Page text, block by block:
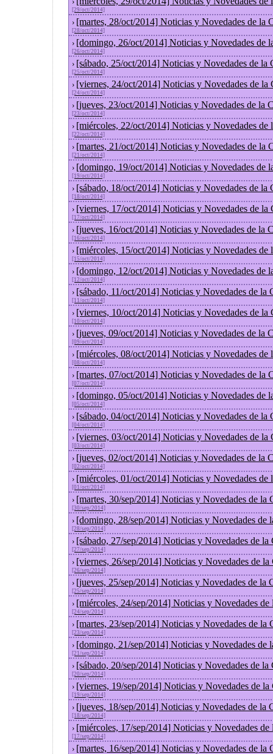
[29/oct/2014]
› [martes, 28/oct/2014] Noticias y Novedades de la
[28/oct/2014]
› [domingo, 26/oct/2014] Noticias y Novedades de
[26/oct/2014]
› [sábado, 25/oct/2014] Noticias y Novedades de la
[25/oct/2014]
› [viernes, 24/oct/2014] Noticias y Novedades de la
[24/oct/2014]
› [jueves, 23/oct/2014] Noticias y Novedades de la
[23/oct/2014]
› [miércoles, 22/oct/2014] Noticias y Novedades de
[22/oct/2014]
› [martes, 21/oct/2014] Noticias y Novedades de la
[21/oct/2014]
› [domingo, 19/oct/2014] Noticias y Novedades de
[19/oct/2014]
› [sábado, 18/oct/2014] Noticias y Novedades de la
[18/oct/2014]
› [viernes, 17/oct/2014] Noticias y Novedades de la
[17/oct/2014]
› [jueves, 16/oct/2014] Noticias y Novedades de la
[16/oct/2014]
› [miércoles, 15/oct/2014] Noticias y Novedades de
[15/oct/2014]
› [domingo, 12/oct/2014] Noticias y Novedades de
[12/oct/2014]
› [sábado, 11/oct/2014] Noticias y Novedades de la
[11/oct/2014]
› [viernes, 10/oct/2014] Noticias y Novedades de la
[10/oct/2014]
› [jueves, 09/oct/2014] Noticias y Novedades de la
[09/oct/2014]
› [miércoles, 08/oct/2014] Noticias y Novedades de
[08/oct/2014]
› [martes, 07/oct/2014] Noticias y Novedades de la
[07/oct/2014]
› [domingo, 05/oct/2014] Noticias y Novedades de
[05/oct/2014]
› [sábado, 04/oct/2014] Noticias y Novedades de la
[04/oct/2014]
› [viernes, 03/oct/2014] Noticias y Novedades de la
[03/oct/2014]
› [jueves, 02/oct/2014] Noticias y Novedades de la
[02/oct/2014]
› [miércoles, 01/oct/2014] Noticias y Novedades de
[01/oct/2014]
› [martes, 30/sep/2014] Noticias y Novedades de la
[30/sep/2014]
› [domingo, 28/sep/2014] Noticias y Novedades de
[28/sep/2014]
› [sábado, 27/sep/2014] Noticias y Novedades de la
[27/sep/2014]
› [viernes, 26/sep/2014] Noticias y Novedades de la
[26/sep/2014]
› [jueves, 25/sep/2014] Noticias y Novedades de la
[25/sep/2014]
› [miércoles, 24/sep/2014] Noticias y Novedades de
[24/sep/2014]
› [martes, 23/sep/2014] Noticias y Novedades de la
[23/sep/2014]
› [domingo, 21/sep/2014] Noticias y Novedades de
[21/sep/2014]
› [sábado, 20/sep/2014] Noticias y Novedades de la
[20/sep/2014]
› [viernes, 19/sep/2014] Noticias y Novedades de la
[19/sep/2014]
› [jueves, 18/sep/2014] Noticias y Novedades de la
[18/sep/2014]
› [miércoles, 17/sep/2014] Noticias y Novedades de
[17/sep/2014]
› [martes, 16/sep/2014] Noticias y Novedades de la